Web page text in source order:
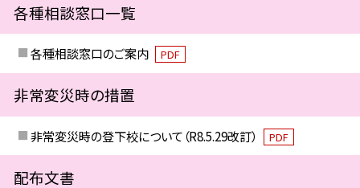
各種相談窓口一覧
各種相談窓口のご案内 PDF
非常変災時の措置
非常変災時の登下校について（R8.5.29改訂） PDF
配布文書